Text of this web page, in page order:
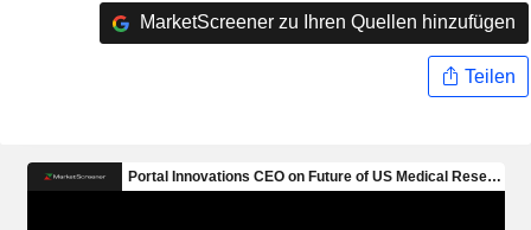
MarketScreener zu Ihren Quellen hinzufügen
Teilen